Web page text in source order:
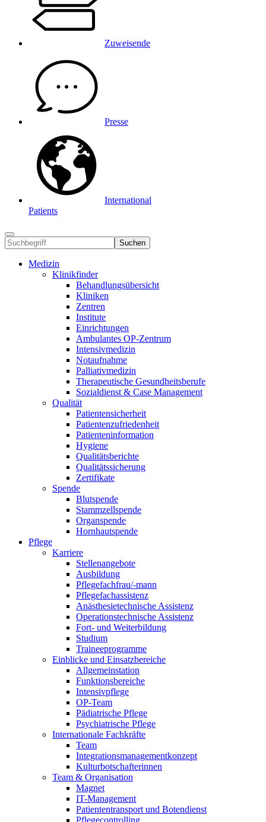
Zuweisende
Presse
International
Patients
Suchen
Medizin
Klinikfinder
Behandlungsübersicht
Kliniken
Zentren
Institute
Einrichtungen
Ambulantes OP-Zentrum
Intensivmedizin
Notaufnahme
Palliativmedizin
Therapeutische Gesundheitsberufe
Sozialdienst & Case Management
Qualität
Patientensicherheit
Patientenzufriedenheit
Patienteninformation
Hygiene
Qualitätsberichte
Qualitätssicherung
Zertifikate
Spende
Blutspende
Stammzellspende
Organspende
Hornhautspende
Pflege
Karriere
Stellenangebote
Ausbildung
Pflegefachfrau/-mann
Pflegefachassistenz
Anästhesietechnische Assistenz
Operationstechnische Assistenz
Fort- und Weiterbildung
Studium
Traineeprogramme
Einblicke und Einsatzbereiche
Allgemeinstation
Funktionsbereiche
Intensivpflege
OP-Team
Pädiatrische Pflege
Psychiatrische Pflege
Internationale Fachkräfte
Team
Integrationsmanagementkonzept
Kulturbotschafterinnen
Team & Organisation
Magnet
IT-Management
Patiententransport und Botendienst